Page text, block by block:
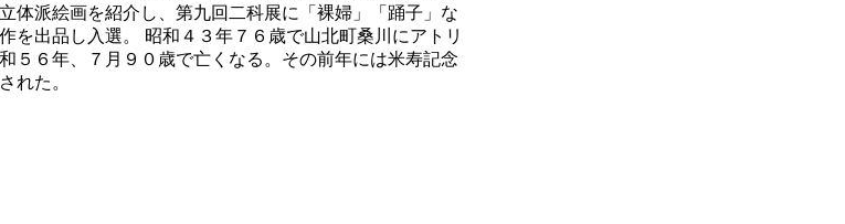
体派絵画を紹介し、第九回二科展に「裸婦」「踊子」な
を出品し入選。 昭和４３年７６歳で山北町桑川にアトリ
５６年、７月９０歳で亡くなる。その前年には米寿記念
れた。